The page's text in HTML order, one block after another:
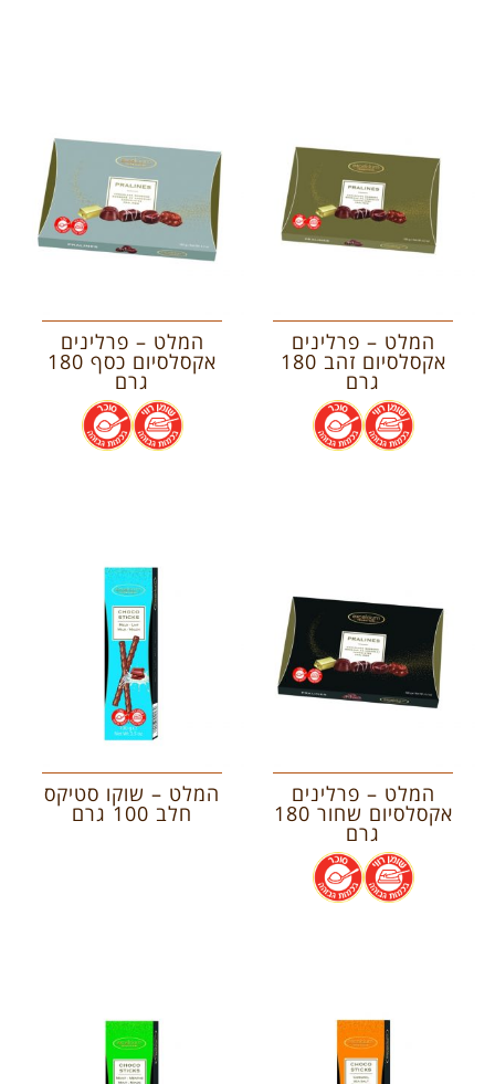
המלט – פרלינים
אקסלסיום זהב 180
גרם
.
.
המלט – פרלינים
אקסלסיום כסף 180
גרם
.
.
המלט – פרלינים
אקסלסיום שחור 180
גרם
.
.
המלט – שוקו סטיקס
חלב 100 גרם